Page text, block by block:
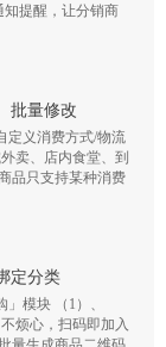
提醒，让分销商
批量修改
定义消费方式/物流
卖、店内食堂、到
品只支持某种消费
定分类
模块 （1）、
烦心，扫码即加入